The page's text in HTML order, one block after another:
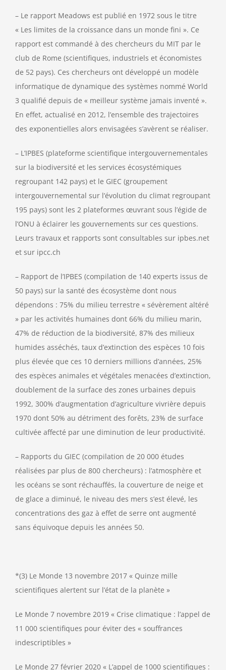
– Le rapport Meadows est publié en 1972 sous le titre
« Les limites de la croissance dans un monde fini ». Ce
rapport est commandé à des chercheurs du MIT par le
club de Rome (scientifiques, industriels et économistes
de 52 pays). Ces chercheurs ont développé un modèle
informatique de dynamique des systèmes nommé World
3 qualifié depuis de « meilleur système jamais inventé ».
En effet, actualisé en 2012, l’ensemble des trajectoires
des exponentielles alors envisagées s’avèrent se réaliser.
– L’IPBES (plateforme scientifique intergouvernementales
sur la biodiversité et les services écosystémiques
regroupant 142 pays) et le GIEC (groupement
intergouvernemental sur l’évolution du climat regroupant
195 pays) sont les 2 plateformes œuvrant sous l’égide de
l’ONU à éclairer les gouvernements sur ces questions.
Leurs travaux et rapports sont consultables sur ipbes.net
et sur ipcc.ch
– Rapport de l’IPBES (compilation de 140 experts issus de
50 pays) sur la santé des écosystème dont nous
dépendons : 75% du milieu terrestre « sévèrement altéré
» par les activités humaines dont 66% du milieu marin,
47% de réduction de la biodiversité, 87% des milieux
humides asséchés, taux d’extinction des espèces 10 fois
plus élevée que ces 10 derniers millions d’années, 25%
des espèces animales et végétales menacées d’extinction,
doublement de la surface des zones urbaines depuis
1992, 300% d’augmentation d’agriculture vivrière depuis
1970 dont 50% au détriment des forêts, 23% de surface
cultivée affecté par une diminution de leur productivité.
– Rapports du GIEC (compilation de 20 000 études
réalisées par plus de 800 chercheurs) : l’atmosphère et
les océans se sont réchauffés, la couverture de neige et
de glace a diminué, le niveau des mers s’est élevé, les
concentrations des gaz à effet de serre ont augmenté
sans équivoque depuis les années 50.
*(3) Le Monde 13 novembre 2017 « Quinze mille
scientifiques alertent sur l’état de la planète »
Le Monde 7 novembre 2019 « Crise climatique : l’appel de
11 000 scientifiques pour éviter des « souffrances
indescriptibles »
Le Monde 27 février 2020 « L’appel de 1000 scientifiques :